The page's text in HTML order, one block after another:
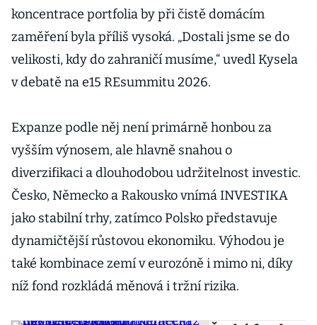
koncentrace portfolia by při čistě domácím
zaměření byla příliš vysoká. „Dostali jsme se do
velikosti, kdy do zahraničí musíme,“ uvedl Kysela
v debatě na e15 REsummitu 2026.
Expanze podle něj není primárně honbou za
vyšším výnosem, ale hlavně snahou o
diverzifikaci a dlouhodobou udržitelnost investic.
Česko, Německo a Rakousko vnímá INVESTIKA
jako stabilní trhy, zatímco Polsko představuje
dynamičtější růstovou ekonomiku. Výhodou je
také kombinace zemí v eurozóně i mimo ni, díky
níž fond rozkládá měnová i tržní rizika.